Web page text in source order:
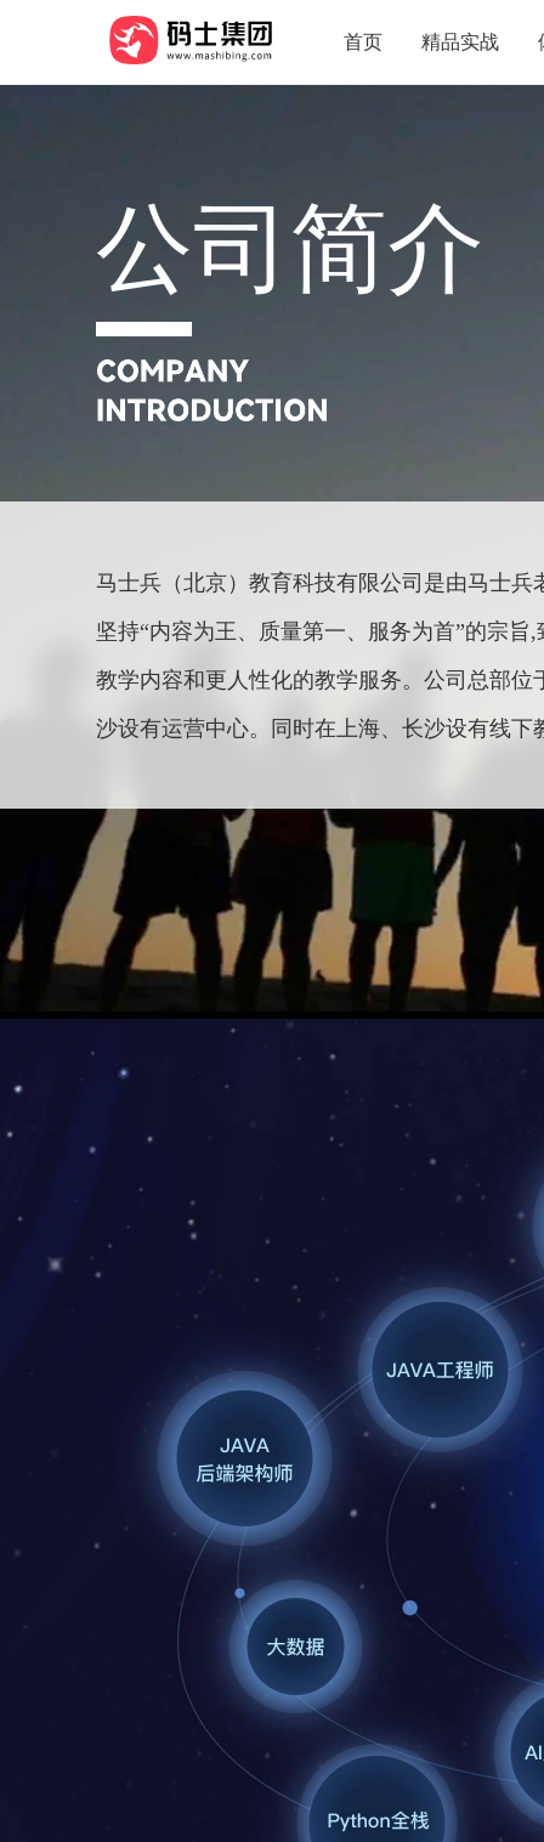
首页 精品实战
公司简介
马士兵（北京）教育科技有限公司是由马士
坚持“内容为王、质量第一、服务为首”的宗旨
教学内容和更人性化的教学服务。公司总部位
沙设有运营中心。同时在上海、长沙设有线下